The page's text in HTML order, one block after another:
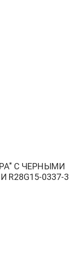
С ЧЕРНЫМИ
0337-3